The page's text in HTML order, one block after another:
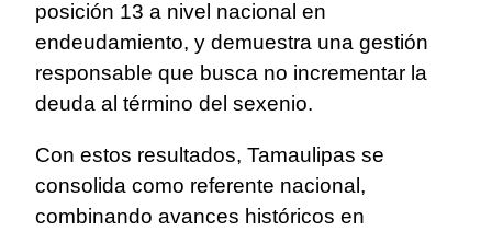
posición 13 a nivel nacional en
endeudamiento, y demuestra una gestión
responsable que busca no incrementar la
deuda al término del sexenio.
Con estos resultados, Tamaulipas se
consolida como referente nacional,
combinando avances históricos en